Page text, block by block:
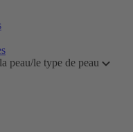
peau/le type de peau